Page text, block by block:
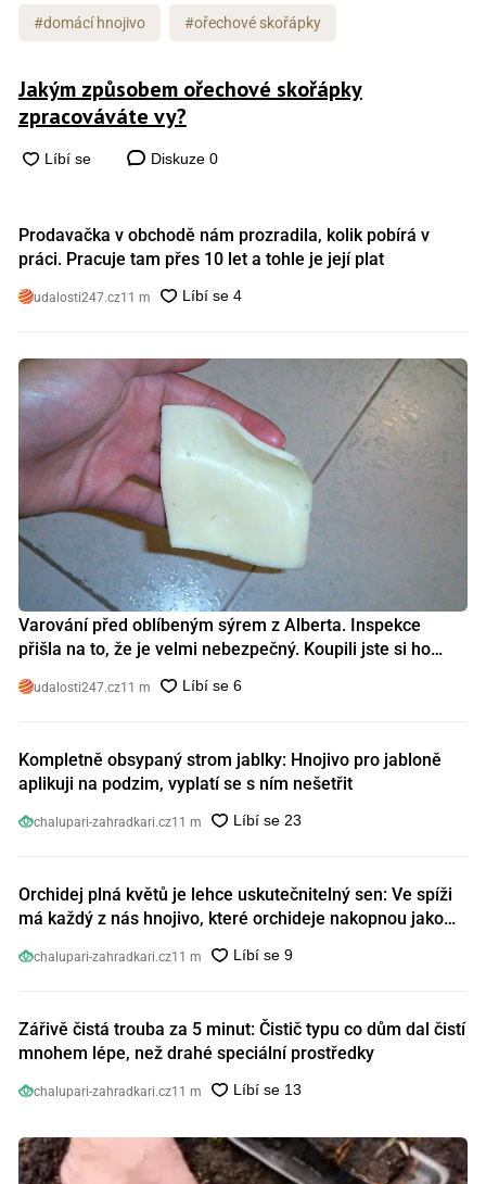
#domácí hnojivo #ořechové skořápky
Jakým způsobem ořechové skořápky
zpracováváte vy?
Diskuze 0
Prodavačka v obchodě nám prozradila, kolik pobírá v
práci. Pracuje tam přes 10 let a tohle je její plat
udalosti247.cz11 m
Varování před oblíbeným sýrem z Alberta. Inspekce
přišla na to, že je velmi nebezpečný. Koupili jste si ho
udalosti247.cz11 m
Kompletně obsypaný strom jablky: Hnojivo pro jabloně
aplikuji na podzim, vyplatí se s ním nešetřit
chalupari-zahradkari.cz11 m
Orchidej plná květů je lehce uskutečnitelný sen: Ve spíži
má každý z nás hnojivo, které orchideje nakopnou jako
chalupari-zahradkari.cz11 m
Zářivě čistá trouba za 5 minut: Čistič typu co dům dal čistí
mnohem lépe, než drahé speciální prostředky
chalupari-zahradkari.cz11 m